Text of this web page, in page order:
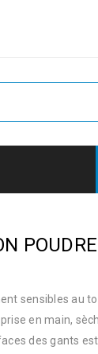
sensibles au
en main,
des gants